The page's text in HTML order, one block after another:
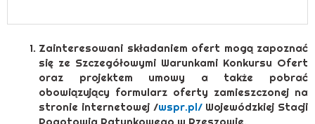
Zainteresowani składaniem ofert mogą zapoznać
się ze Szczegółowymi Warunkami Konkursu Ofert
oraz projektem umowy a także pobrać
obowiązujący formularz oferty zamieszczonej na
stronie internetowej /wspr.pl/Wojewódzkiej Stacji
Pogotowia Ratunkowego w Rzeszowie.